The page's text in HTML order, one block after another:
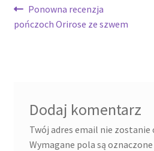
Nawigacja
wpisu
Poprzedni
wpis:
Ponowna recenzja
pończoch Orirose ze szwem
Dodaj komentarz
Twój adres email nie zostanie
Wymagane pola są oznaczone